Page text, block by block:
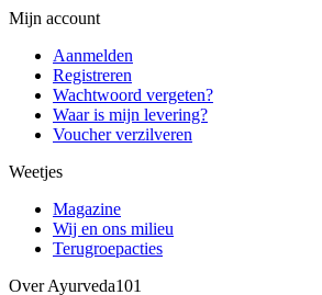
Mijn account
Aanmelden
Registreren
Wachtwoord vergeten?
Waar is mijn levering?
Voucher verzilveren
Weetjes
Magazine
Wij en ons milieu
Terugroepacties
Over Ayurveda101